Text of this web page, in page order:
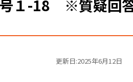
１-18 ※質疑回
更新日:2025年6月12日